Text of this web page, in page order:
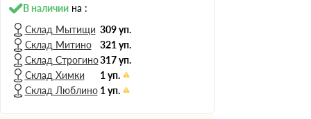
Д Оптима
В Оптима
Д Стандарт
Н Экстра
Применение
В наличиина :
Склад Мытищи 309 уп.
Склад Митино
321 уп.
Склад Строгино317 уп.
Склад Химки
1 уп.
Склад Люблино 1 уп.